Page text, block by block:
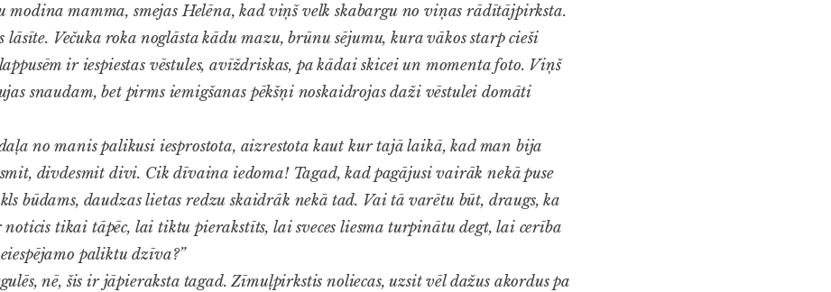
mamma, smejas Helēna, kad viņš velk skabargu no viņas rādītājpirksta.
lāsīte. Večuka roka noglāsta kādu mazu, brūnu sējumu, kura vākos starp cieši
ir iespiestas vēstules, avīždriskas, pa kādai skicei un momenta foto. Viņš
snaudam, bet pirms iemigšanas pēkšņi noskaidrojas daži vēstulei domāti
daļa no manis palikusi iesprostota, aizrestota kaut kur tajā laikā, kad man bija
divdesmit divi. Cik dīvaina iedoma! Tagad, kad pagājusi vairāk nekā puse
būdams, daudzas lietas redzu skaidrāk nekā tad. Vai tā varētu būt, draugs, ka
tikai tāpēc, lai tiktu pierakstīts, lai sveces liesma turpinātu degt, lai cerība
paliktu dzīva?”
nē, šis ir jāpieraksta tagad. Zīmuļpirkstis noliecas, uzsit vēl dažus akordus pa